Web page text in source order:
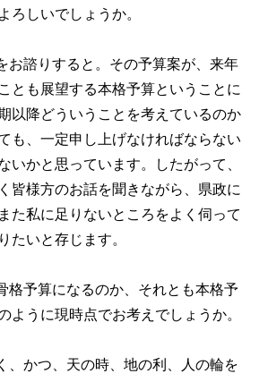
ろしいでしょうか。
お諮りすると。その予算案が、来年
とも展望する本格予算ということに
以降どういうことを考えているのか
も、一定申し上げなければならない
いかと思っています。したがって、
皆様方のお話を聞きながら、県政に
た私に足りないところをよく伺って
たいと存じます。
格予算になるのか、それとも本格予
ように現時点でお考えでしょうか。
、かつ、天の時、地の利、人の輪を